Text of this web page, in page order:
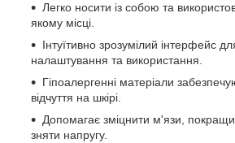
Легко носити із собою та
якому місці.
Інтуїтивно зрозумілий інтерфейс
налаштування та використання.
Гіпоалергенні матеріали
відчуття на шкірі.
Допомагає зміцнити м'язи,
зняти напругу.